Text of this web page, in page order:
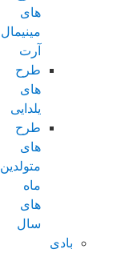
های
مینیمال
آرت
طرح
های
یلدایی
طرح
های
متولدین
ماه
های
سال
بادی